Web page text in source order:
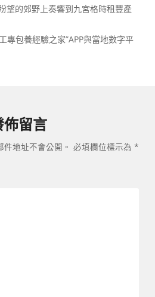
望的郊野上奏響到九宮格時租豐產
專包養經驗之家”APP與當地數字平
佈留言
地址不會公開。 必填欄位標示為 *